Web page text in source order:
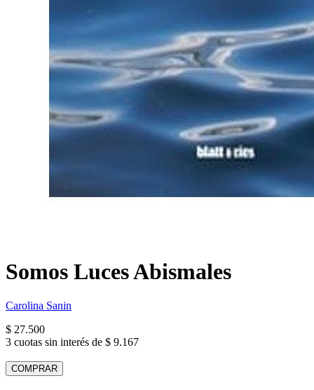
Somos Luces Abismales
Carolina Sanin
$ 27.500
3 cuotas sin interés de $ 9.167
COMPRAR